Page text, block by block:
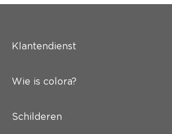
Klantendienst
Wie is colora?
Schilderen